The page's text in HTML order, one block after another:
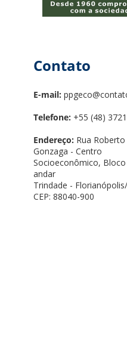
Contato
E-mail:
Telefone: +55 (48)
Endereço: Rua
Gonzaga - Centro
Socioeconômico, Bloco
andar
Trindade -
CEP: 88040-900